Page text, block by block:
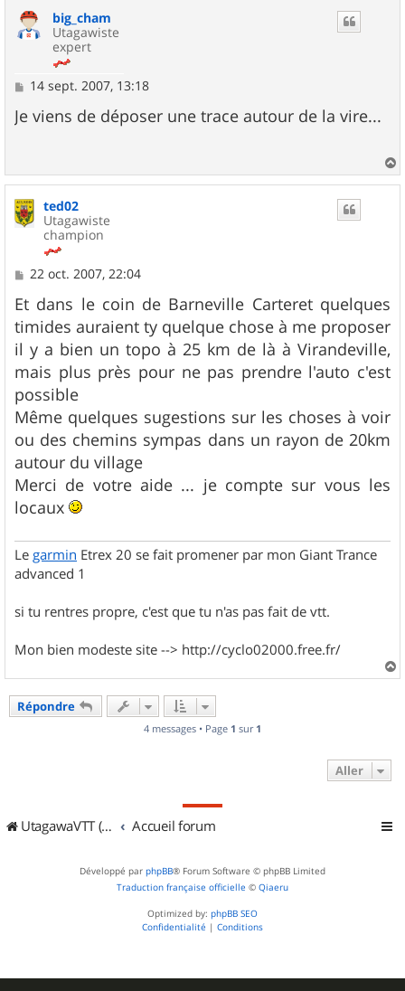
big_cham
Utagawiste
expert
M
s
s
e
14 sept. 2007, 13:18
Je viens de déposer une trace autour de la vire...
a
ted02
Utagawiste
champion
M
s
s
a
g
e
22 oct. 2007, 22:04
Et dans le coin de Barneville Carteret quelques
timides auraient ty quelque chose à me proposer
il y a bien un topo à 25 km de là à Virandeville,
mais plus près pour ne pas prendre l'auto c'est
possible
Même quelques sugestions sur les choses à voir
ou des chemins sympas dans un rayon de 20km
autour du village
Merci de votre aide ... je compte sur vous les
locaux
Le garmin Etrex 20 se fait promener par mon Giant Trance
advanced 1
si tu rentres propre, c'est que tu n'as pas fait de vtt.
Mon bien modeste site --> http://cyclo02000.free.fr/
a
Répondre
4 messages • Page 1 sur 1
Aller
UtagawaVTT (Randos VTT et VTTAE avec traces GPS) Accueil forum
Développé par phpBB® Forum Software © phpBB Limited
Traduction française officielle © Qiaeru
Optimized by: phpBB SEO
Confidentialité | Conditions